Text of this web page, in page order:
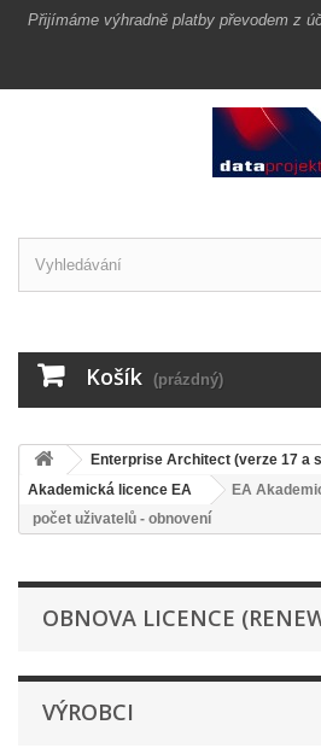
Přijímáme výhradně platby převodem z
Košík (prázdný)
Enterprise Architect (verze 17 a
Akademická licence EA
EA
počet uživatelů - obnovení
OBNOVA LICENCE
VÝROBCI